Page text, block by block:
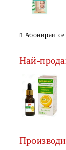
Абонирай се
Най-